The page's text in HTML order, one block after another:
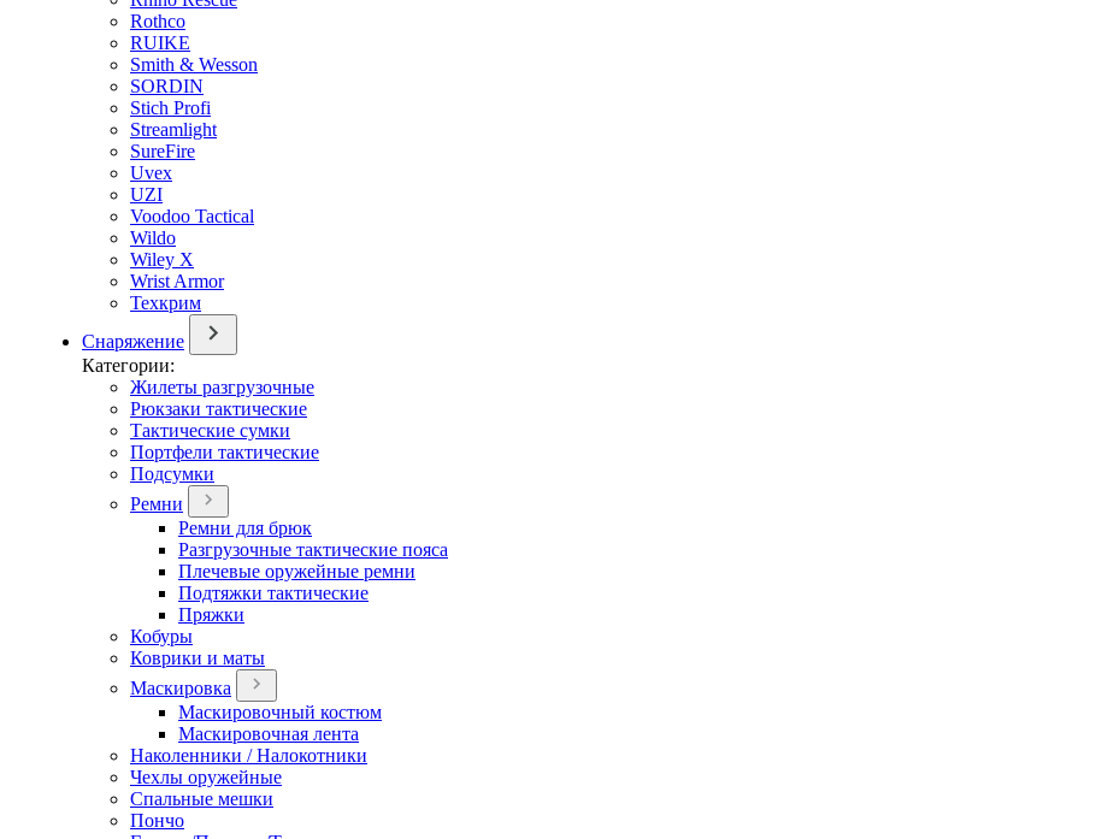
Rothco
RUIKE
Smith & Wesson
SORDIN
Stich Profi
Streamlight
SureFire
Uvex
UZI
Voodoo Tactical
Wildo
Wiley X
Wrist Armor
Техкрим
Снаряжение
Категории:
Жилеты разгрузочные
Рюкзаки тактические
Тактические сумки
Портфели тактические
Подсумки
Ремни
Ремни для брюк
Разгрузочные тактические пояса
Плечевые оружейные ремни
Подтяжки тактические
Пряжки
Кобуры
Коврики и маты
Маскировка
Маскировочный костюм
Маскировочная лента
Наколенники / Налокотники
Чехлы оружейные
Спальные мешки
Пончо